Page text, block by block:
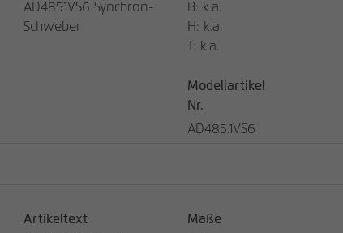
AD4851VS6 Synchron-
Schweber
B: k.a.
H: k.a.
T: k.a.
Modellartikel
Nr.
AD485.1VS6
Artikeltext
Maße